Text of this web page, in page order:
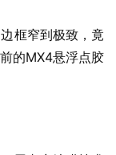
框窄到极致，竟
的MX4悬浮点胶